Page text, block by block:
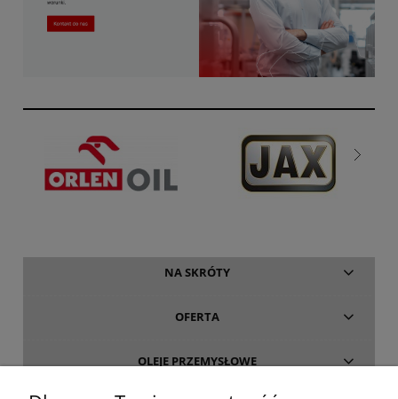
NA SKRÓTY
OFERTA
OLEJE PRZEMYSŁOWE